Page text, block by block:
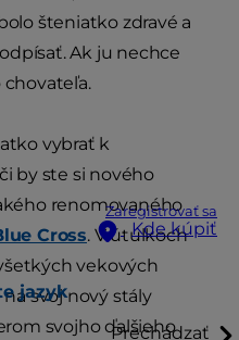
Zaregistrovať sa
Kde kúpiť
jazyk
Prechádzať
šteniatko zdravé a
Ak ju nechce
chovateľa.
vybrať k
by ste si nového
renomovaného
Cross. V útulkoch
vekových
svoj nový stály
svojho ďalšieho